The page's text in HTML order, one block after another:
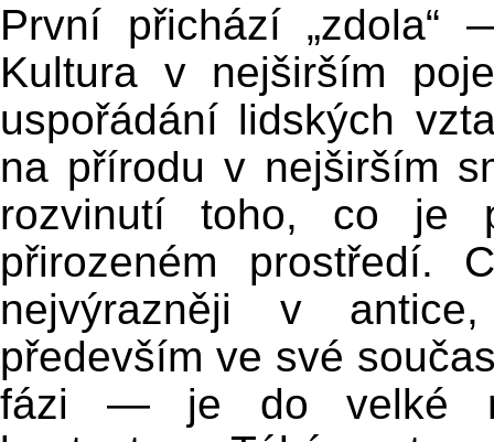
První přichází „zdola“
Kultura v nejširším
uspořádání lidských
na přírodu v nejširším
rozvinutí toho, co je
přirozeném
nejvýrazněji v
především ve své
fázi — je do velké